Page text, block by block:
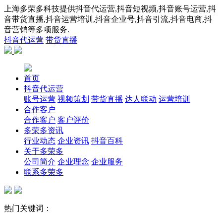
上海多荣多科技提供抖音代运营,抖音短视频,抖音账号运营,抖
音带货直播,抖音运营培训,抖音企业号,抖音引流,抖音电商,抖
音营销等多项服务.
抖音代运营 带货直播
首页
抖音代运营
账号运营 视频策划 带货直播 达人联动 运营培训
合作客户
合作客户 客户评价
多荣多资讯
行业动态 企业资讯 抖音百科
关于多荣多
公司简介 企业理念 企业服务
联系多荣多
热门关键词：